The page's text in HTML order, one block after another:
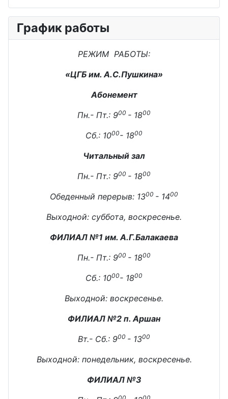
График работы
РЕЖИМ РАБОТЫ:
«ЦГБ им. А.С.Пушкина»
Абонемент
Пн.- Пт.: 900 - 1800
Сб.: 1000- 1800
Читальный зал
Пн.- Пт.: 900 - 1800
Обеденный перерыв: 1300 - 1400
Выходной: суббота, воскресенье.
ФИЛИАЛ №1 им. А.Г.Балакаева
Пн.- Пт.: 900 - 1800
Сб.: 1000- 1800
Выходной: воскресенье.
ФИЛИАЛ №2 п. Аршан
Вт.- Сб.: 900 - 1300
Выходной: понедельник, воскресенье.
ФИЛИАЛ №3